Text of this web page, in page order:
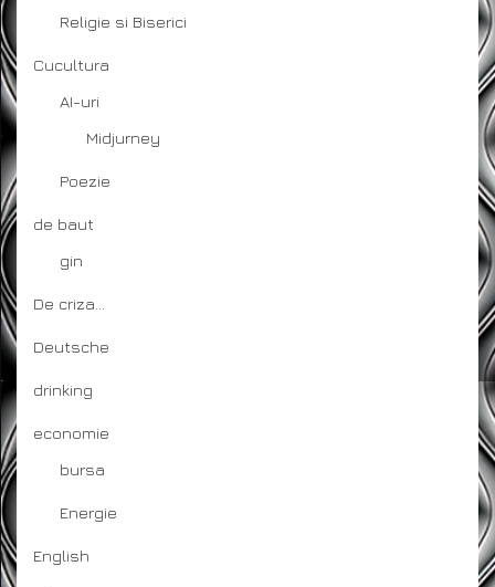
Religie si Biserici
Cucultura
AI-uri
Midjurney
Poezie
de baut
gin
De criza…
Deutsche
drinking
economie
bursa
Energie
English